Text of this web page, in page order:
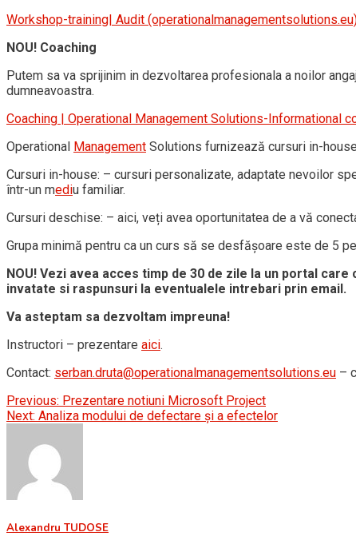
Workshop-training| Audit
NOU! Coaching
Putem sa va sprijinim in dezvoltarea profesionala a noilor
dumneavoastra.
Coaching | Operational Management Solutions-Informational
Operational Management Solutions furnizează cursuri in-
Cursuri in-house: – cursuri personalizate, adaptate nevoilor
într-un mediu familiar.
Cursuri deschise: – aici, veți avea oportunitatea de a vă
Grupa minimă pentru ca un curs să se desfășoare este de 5
NOU! Vezi avea acces timp de 30 de zile la un portal
invatate si raspunsuri la eventualele intrebari prin email.
Va asteptam sa dezvoltam impreuna!
Instructori – prezentare aici.
Contact: serban.druta@operationalmanagementsolutions.eu –
Post
navigation
Previous: Prezentare notiuni Microsoft Project
Next: Analiza modului de defectare și a efectelor
Alexandru TUDOSE